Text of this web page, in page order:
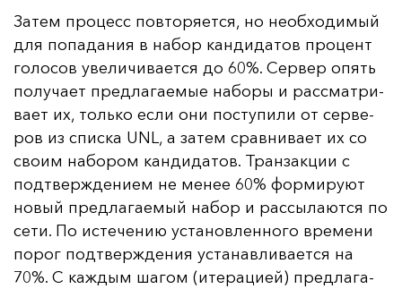
За­тем про­цесс пов­то­ря­ет­ся, но не­об­хо­ди­мый
для по­па­да­ния в на­бор кан­ди­да­тов про­цент
го­ло­сов уве­ли­чи­ва­ет­ся до 60%. Сер­вер опять
по­лу­ча­ет пред­ла­га­емые на­бо­ры и рас­смат­ри­
ва­ет их, толь­ко ес­ли они пос­ту­пи­ли от сер­ве­
ров из спис­ка UNL, а за­тем срав­ни­ва­ет их со
сво­им на­бо­ром кан­ди­да­тов. Тран­зак­ции с
под­твер­жде­ни­ем не ме­нее 60% фор­ми­ру­ют
но­вый пред­ла­га­емый на­бор и рас­сы­ла­ют­ся по
се­ти. По ис­те­че­нию ус­та­нов­лен­но­го вре­ме­ни
по­рог под­твер­жде­ния ус­та­нав­ли­ва­ет­ся на
70%. С каж­дым ша­гом (ите­ра­ци­ей) пред­ла­га­